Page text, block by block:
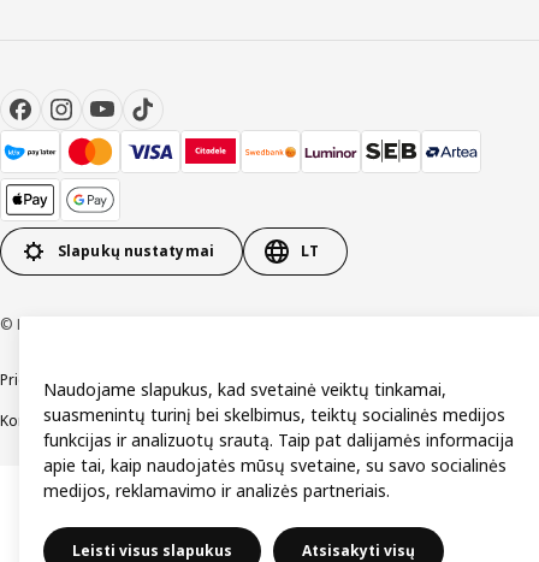
Slapukų nustatymai LT
© Inter IKEA Systems B.V. 1999-2026
PrieinamumasBendrosios naudojimo sąlygos
Privatumo ir slapukų politika
Kontaktai
Naudojame slapukus, kad svetainė veiktų tinkamai,
suasmenintų turinį bei skelbimus, teiktų socialinės medijos
funkcijas ir analizuotų srautą. Taip pat dalijamės informacija
apie tai, kaip naudojatės mūsų svetaine, su savo socialinės
medijos, reklamavimo ir analizės partneriais.
Leisti visus slapukus Atsisakyti visų